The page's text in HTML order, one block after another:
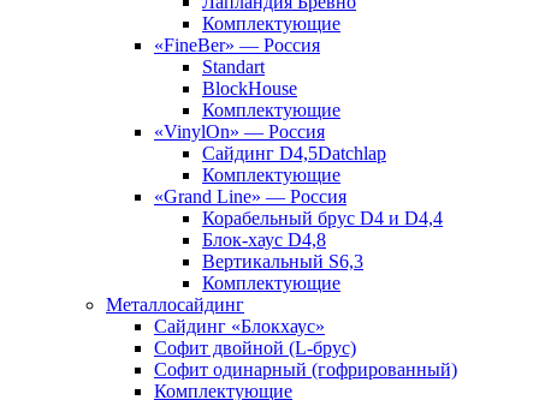
Комплектующие
«FineBer» — Россия
Standart
BlockHouse
Комплектующие
«VinylOn» — Россия
Сайдинг D4,5Datchlap
Комплектующие
«Grand Line» — Россия
Корабельный брус D4 и D4,4
Блок-хаус D4,8
Вертикальный S6,3
Комплектующие
Металлосайдинг
Сайдинг «Блокхаус»
Софит двойной (L-брус)
Софит одинарный (гофрированный)
Комплектующие